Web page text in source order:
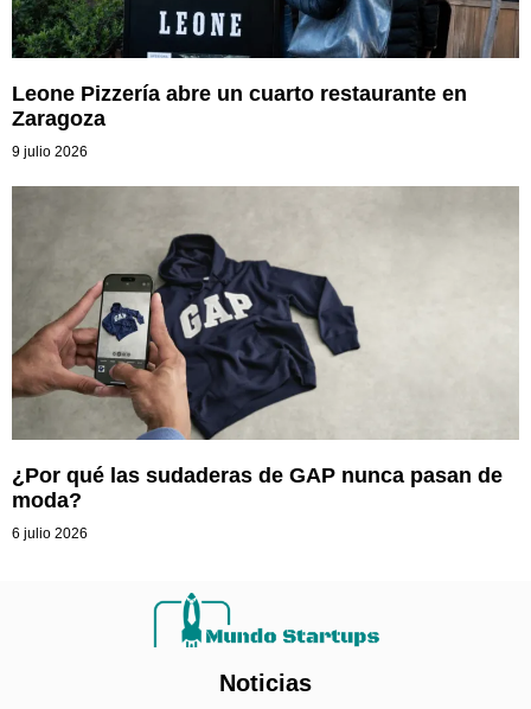
Leone Pizzería abre un cuarto restaurante en
Zaragoza
9 julio 2026
¿Por qué las sudaderas de GAP nunca pasan de
moda?
6 julio 2026
Noticias